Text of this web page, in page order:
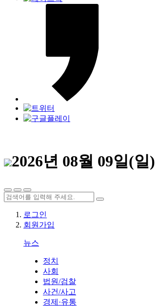
2026년 08월 09일(일)
로그인
회원가입
뉴스
정치
사회
법원/검찰
사건/사고
경제·유통